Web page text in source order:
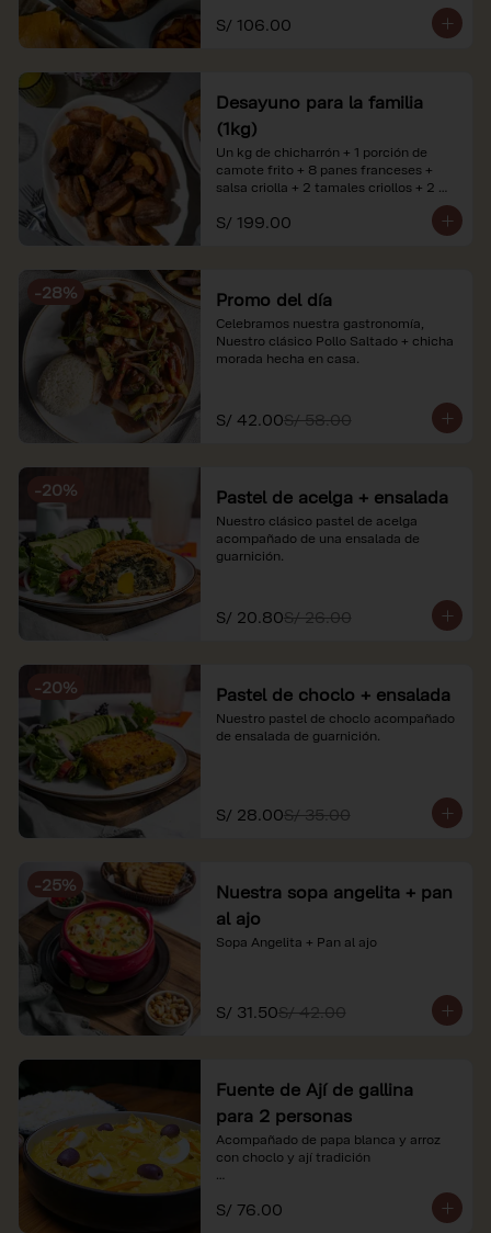
*Nuestros precios están expresados en
referenciales.
S/ 106.00
Desayuno para la familia
(1kg)
Un kg de chicharrón + 1 porción de
camote frito + 8 panes franceses +
salsa criolla + 2 tamales criollos + 2
*Nuestros precios están expresados en
referenciales.
S/ 199.00
-28% Promo del día
Celebramos nuestra gastronomía,
Nuestro clásico Pollo Saltado + chicha
morada hecha en casa.
S/ 42.00S/ 58.00
-20% Pastel de acelga + ensalada
Nuestro clásico pastel de acelga
acompañado de una ensalada de
guarnición.
S/ 20.80S/ 26.00
-20% Pastel de choclo + ensalada
Nuestro pastel de choclo acompañado
de ensalada de guarnición.
S/ 28.00S/ 35.00
-25%
Nuestra sopa angelita + pan
al ajo
Sopa Angelita + Pan al ajo
S/ 31.50S/ 42.00
Fuente de Ají de gallina
para 2 personas
Acompañado de papa blanca y arroz
con choclo y ají tradición
*Nuestros precios están expresados en
soles e incluyen impuestos de ley y
S/ 76.00